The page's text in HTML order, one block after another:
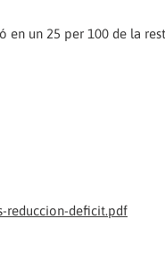
en un 25 per 100 de la
reduccion-deficit.pdf